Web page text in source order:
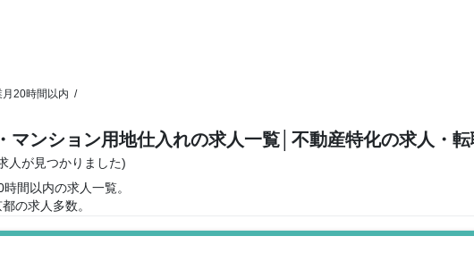
月20時間以内 /
マンション用地仕入れの求人一覧 │不動産特化の求人・
人が見つかりました)
間以内の求人一覧。
の求人多数。